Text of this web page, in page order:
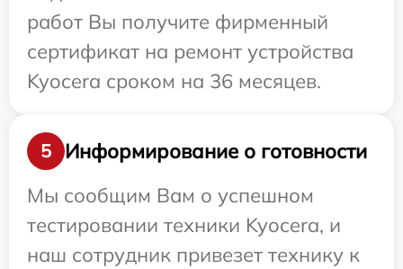
работ Вы получите фирменный
сертификат на ремонт устройства
Kyocera сроком на 36 месяцев.
5
Информирование о готовности
Мы сообщим Вам о успешном
тестировании техники Kyocera, и
наш сотрудник привезет технику к